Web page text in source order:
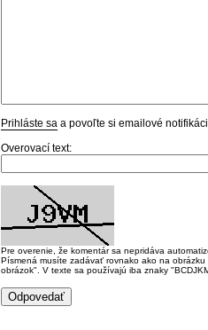
Prihláste sa a povoľte si emailové
Overovací text:
Pre overenie, že komentár sa nepridáva
Písmená musíte zadávať rovnako ako na
obrázok". V texte sa používajú iba znaky